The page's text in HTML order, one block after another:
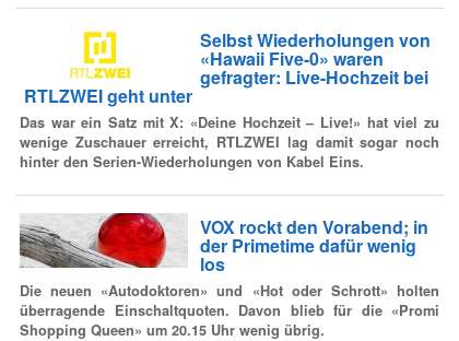
Selbst Wiederholungen von
«Hawaii Five-0» waren
gefragter: Live-Hochzeit bei
RTLZWEI geht unter
Das war ein Satz mit X: «Deine Hochzeit – Live!» hat viel zu
wenige Zuschauer erreicht, RTLZWEI lag damit sogar noch
hinter den Serien-Wiederholungen von Kabel Eins.
VOX rockt den Vorabend; in
der Primetime dafür wenig
los
Die neuen «Autodoktoren» und «Hot oder Schrott» holten
überragende Einschaltquoten. Davon blieb für die «Promi
Shopping Queen» um 20.15 Uhr wenig übrig.